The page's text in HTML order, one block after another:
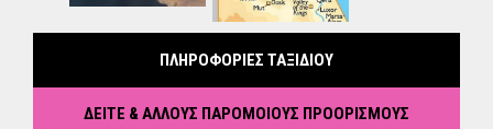
ΠΛΗΡΟΦΟΡΙΕΣ ΤΑΞΙΔΙΟΥ
ΔΕΙΤΕ & ΑΛΛΟΥΣ ΠΑΡΟΜΟΙΟΥΣ ΠΡΟΟΡΙΣΜΟΥΣ